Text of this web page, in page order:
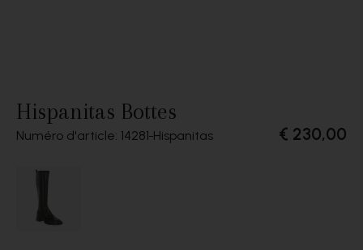
Hispanitas Bottes
Numéro d'article: 14281 Hispanitas € 230,00